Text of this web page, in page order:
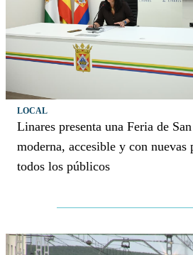
LOCAL
Linares presenta una Feria de
moderna, accesible y con nuevas
todos los públicos